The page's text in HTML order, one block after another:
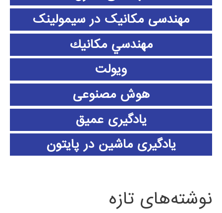
مهندسی مکانیک در سیمولینک
مهندسي مكانيك
ویولت
هوش مصنوعی
یادگیری عمیق
یادگیری ماشین در پایتون
نوشته‌های تازه